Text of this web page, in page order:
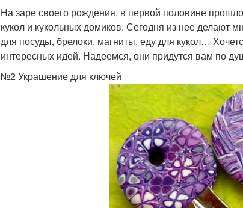
На заре своего рождения, в первой половине
кукол и кукольных домиков. Сегодня из нее делают
для посуды, брелоки, магниты, еду для кукол…
интересных идей. Надеемся, они придутся вам по
№2 Украшение для ключей